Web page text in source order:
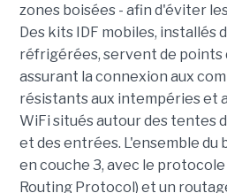
zones boisées - afin d'éviter
Des kits IDF mobiles, installés
réfrigérées, servent de points
assurant la connexion aux
résistants aux intempéries et
WiFi situés autour des tentes
et des entrées. L'ensemble
en couche 3, avec le protocole
Routing Protocol) et un